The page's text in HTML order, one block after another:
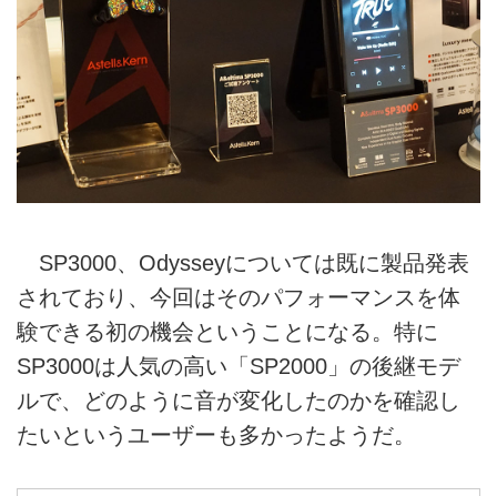
SP3000、Odysseyについては既に製品発表
されており、今回はそのパフォーマンスを体
験できる初の機会ということになる。特に
SP3000は人気の高い「SP2000」の後継モデ
ルで、どのように音が変化したのかを確認し
たいというユーザーも多かったようだ。